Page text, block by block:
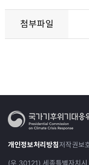
첨부파일
개인정보처리방침저작권보
(우 30121) 세종특별자치